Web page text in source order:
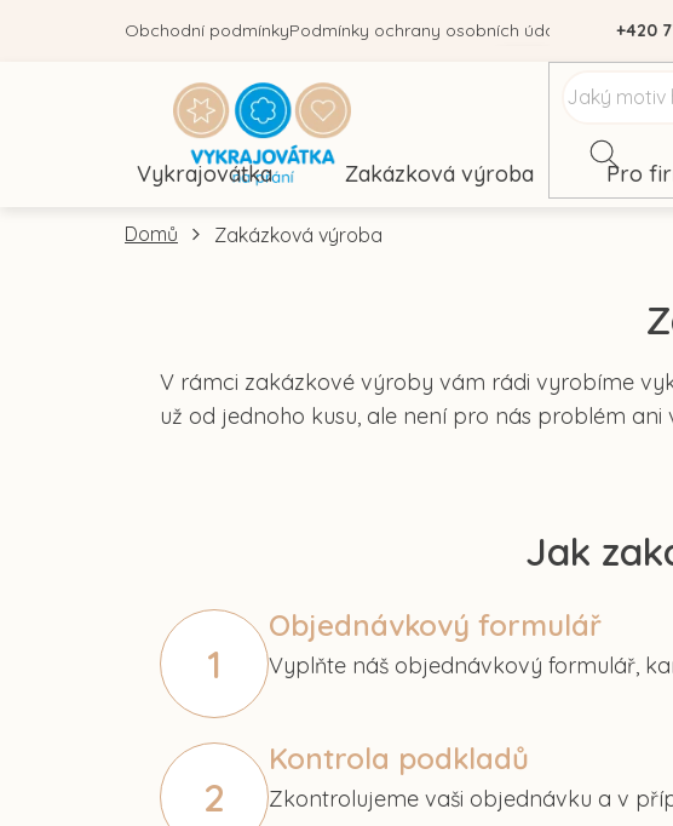
+420
Obchodní podmínkyPodmínky ochrany osobních údajů
Vykrajovátka Zakázková výroba Pro
Domů Zakázková výroba
V rámci zakázkové výroby vám rádi vyrobíme
už od jednoho kusu, ale není pro nás problém ani
Jak
1
Objednávkový formulář
Vyplňte náš objednávkový formulář,
2
Kontrola podkladů
Zkontrolujeme vaši objednávku a v